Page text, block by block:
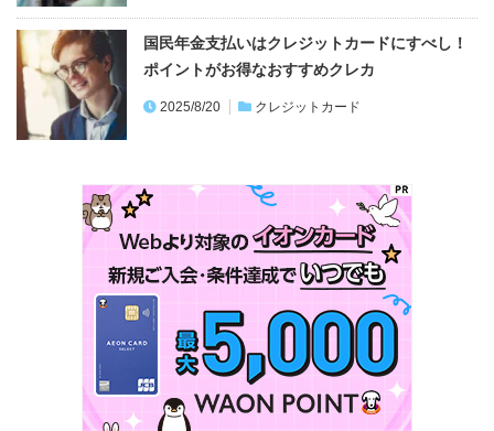
国民年金支払いはクレジットカードにすべし！
ポイントがお得なおすすめクレカ
2025/8/20 クレジットカード